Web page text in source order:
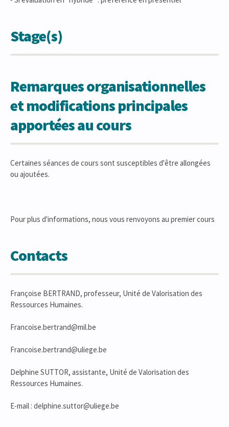
Stage(s)
Remarques organisationnelles
et modifications principales
apportées au cours
Certaines séances de cours sont susceptibles d'être allongées
ou ajoutées.
Pour plus d'informations, nous vous renvoyons au premier cours
Contacts
Françoise BERTRAND, professeur, Unité de Valorisation des
Ressources Humaines.
Francoise.bertrand@mil.be
Francoise.bertrand@uliege.be
Delphine SUTTOR, assistante, Unité de Valorisation des
Ressources Humaines.
E-mail : delphine.suttor@uliege.be